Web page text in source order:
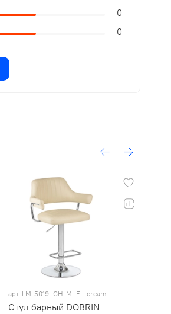
0
0
арт. LM-5019_CH-M_EL-cream
Стул барный DOBRIN